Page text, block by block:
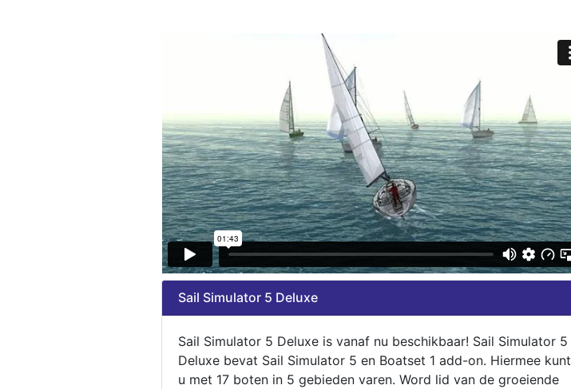
Sail Simulator 5 Deluxe
Sail Simulator 5 Deluxe is vanaf nu beschikbaar! Sail Simulator 5
Deluxe bevat Sail Simulator 5 en Boatset 1 add-on. Hiermee kunt
u met 17 boten in 5 gebieden varen. Word lid van de groeiende